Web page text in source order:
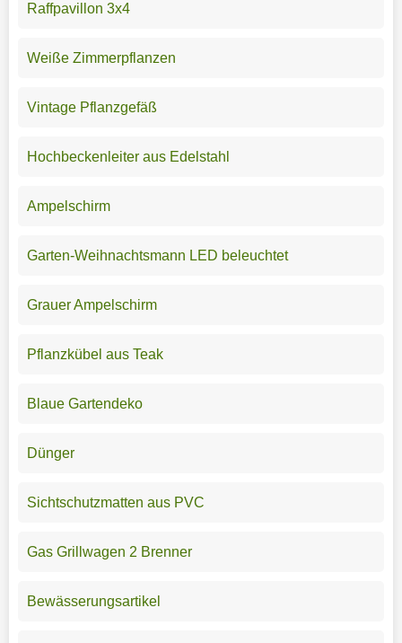
Raffpavillon 3x4
Weiße Zimmerpflanzen
Vintage Pflanzgefäß
Hochbeckenleiter aus Edelstahl
Ampelschirm
Garten-Weihnachtsmann LED beleuchtet
Grauer Ampelschirm
Pflanzkübel aus Teak
Blaue Gartendeko
Dünger
Sichtschutzmatten aus PVC
Gas Grillwagen 2 Brenner
Bewässerungsartikel